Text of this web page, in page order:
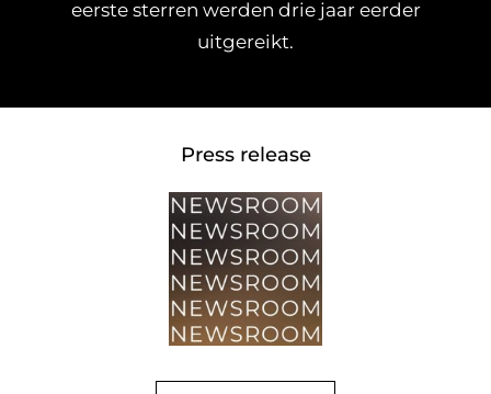
eerste sterren werden drie jaar eerder
uitgereikt.
Press release